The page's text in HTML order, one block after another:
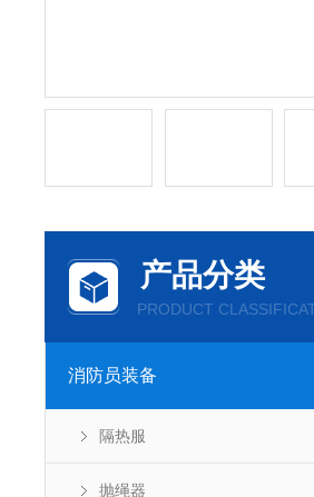
产品分类
PRODUCT
消防员装备
隔热服
抛绳器